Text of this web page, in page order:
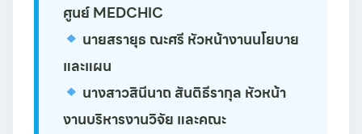
ศูนย์ MEDCHIC
นายสรายุธ ณะศรี หัวหน้างานนโยบาย
และแผน
นางสาวสินีนาถ สันติธีรากุล หัวหน้า
งานบริหารงานวิจัย และคณะ